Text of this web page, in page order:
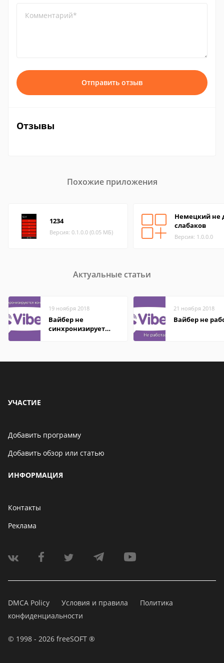
Комментарий*
Отправить отзыв
Отзывы
Похожие приложения
1234
Версия: 0.1.0.0 (0.05 МБ)
Немецкий не
слабаков
Версия: 1.0.0.0
Актуальные статьи
19 ноября 2018
Вайбер не
синхронизирует
21 ноября 2018
Вайбер не
УЧАСТИЕ
Добавить программу
Добавить обзор или статью
ИНФОРМАЦИЯ
Контакты
Реклама
DMCA Policy Условия и правила
Политика
конфиденциальности
© 1998 - 2026 freeSOFT ®